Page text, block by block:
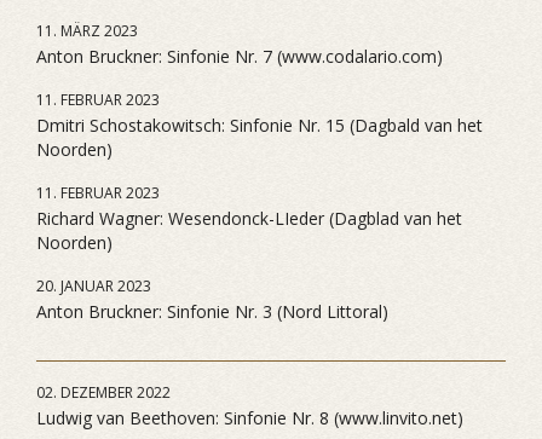
11. MÄRZ 2023
Anton Bruckner: Sinfonie Nr. 7 (www.codalario.com)
11. FEBRUAR 2023
Dmitri Schostakowitsch: Sinfonie Nr. 15 (Dagbald van het
Noorden)
11. FEBRUAR 2023
Richard Wagner: Wesendonck-LIeder (Dagblad van het
Noorden)
20. JANUAR 2023
Anton Bruckner: Sinfonie Nr. 3 (Nord Littoral)
02. DEZEMBER 2022
Ludwig van Beethoven: Sinfonie Nr. 8 (www.linvito.net)